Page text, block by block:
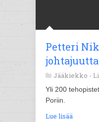
Petteri
Jääkiekko -
Yli 200
Poriin.
Lue lisää